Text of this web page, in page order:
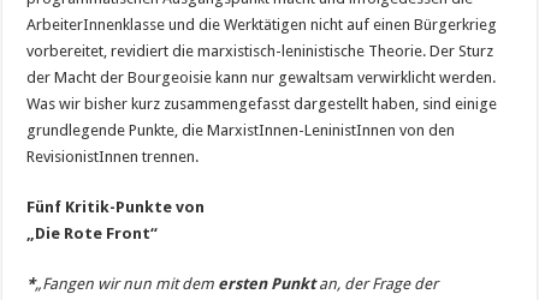
ArbeiterInnenklasse und die Werktätigen nicht auf einen Bürgerkrieg
vorbereitet, revidiert die marxistisch-leninistische Theorie. Der Sturz
der Macht der Bourgeoisie kann nur gewaltsam verwirklicht werden.
Was wir bisher kurz zusammengefasst dargestellt haben, sind einige
grundlegende Punkte, die MarxistInnen-LeninistInnen von den
RevisionistInnen trennen.
Fünf Kritik-Punkte von
„Die Rote Front“
*„Fangen wir nun mit dem ersten Punktan, der Frage der